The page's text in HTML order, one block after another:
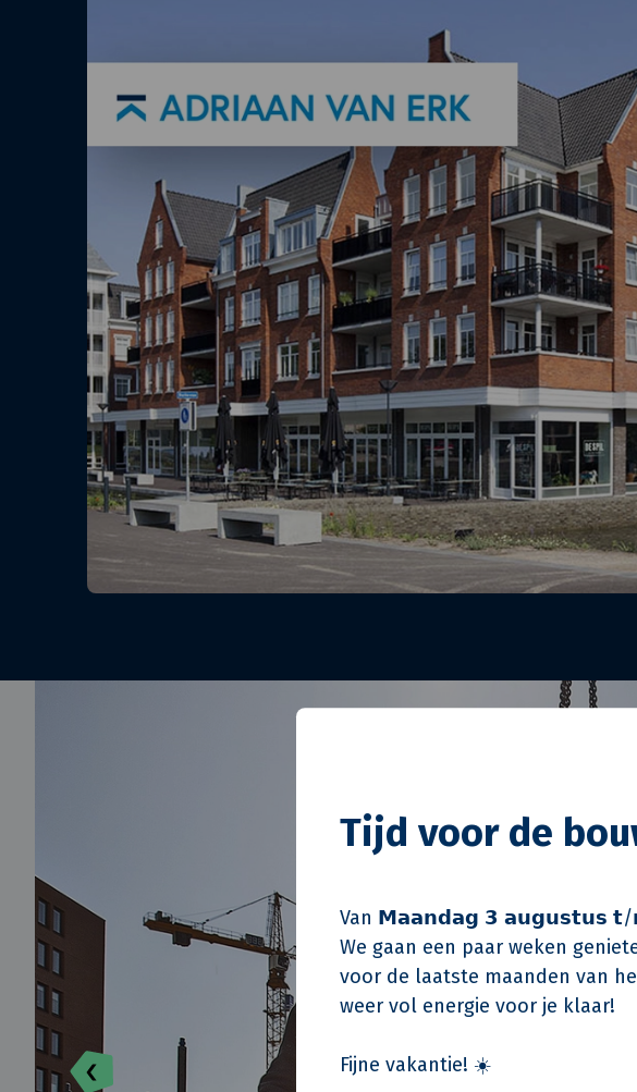
Tijd voor de
Van 𝗠𝗮𝗮𝗻𝗱𝗮𝗴 𝟯 𝗮𝘂𝗴𝘂𝘀𝘁𝘂𝘀 𝘁/
We gaan een paar weken
voor de laatste maanden van
weer vol energie voor je klaar!
Fijne vakantie! ☀️